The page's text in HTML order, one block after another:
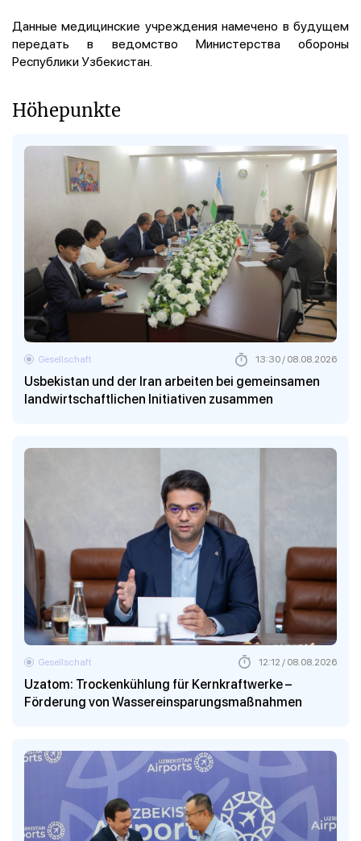
Данные медицинские учреждения намечено в будущем
передать в ведомство Министерства обороны
Республики Узбекистан.
Höhepunkte
Usbekistan und der Iran arbeiten bei gemeinsamen
landwirtschaftlichen Initiativen zusammen
Gesellschaft 13:30 / 08.08.2026
Uzatom: Trockenkühlung für Kernkraftwerke –
Förderung von Wassereinsparungsmaßnahmen
Gesellschaft 12:12 / 08.08.2026